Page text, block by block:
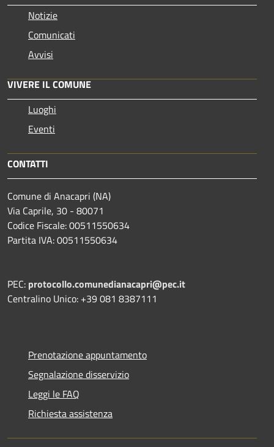
Notizie
Comunicati
Avvisi
VIVERE IL COMUNE
Luoghi
Eventi
CONTATTI
Comune di Anacapri (NA)
Via Caprile, 30 - 80071
Codice Fiscale: 00511550634
Partita IVA: 00511550634
PEC: protocollo.comunedianacapri@pec.it
Centralino Unico: +39 081 8387111
Prenotazione appuntamento
Segnalazione disservizio
Leggi le FAQ
Richiesta assistenza